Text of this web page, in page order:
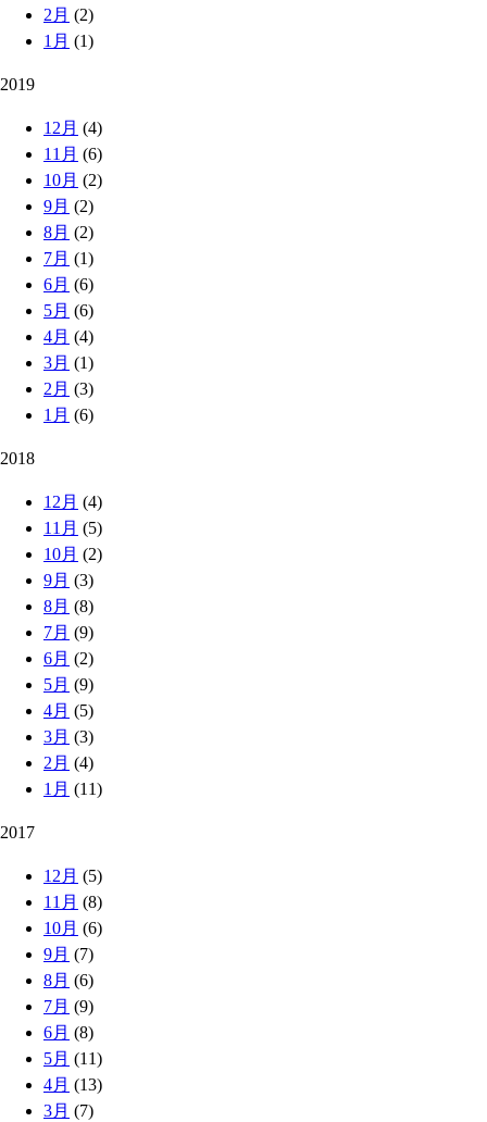
2月 (2)
1月 (1)
2019
12月 (4)
11月 (6)
10月 (2)
9月 (2)
8月 (2)
7月 (1)
6月 (6)
5月 (6)
4月 (4)
3月 (1)
2月 (3)
1月 (6)
2018
12月 (4)
11月 (5)
10月 (2)
9月 (3)
8月 (8)
7月 (9)
6月 (2)
5月 (9)
4月 (5)
3月 (3)
2月 (4)
1月 (11)
2017
12月 (5)
11月 (8)
10月 (6)
9月 (7)
8月 (6)
7月 (9)
6月 (8)
5月 (11)
4月 (13)
3月 (7)